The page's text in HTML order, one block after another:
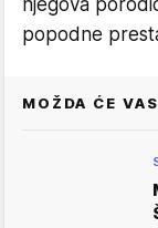
njegova
popodne
MOŽDA ĆE